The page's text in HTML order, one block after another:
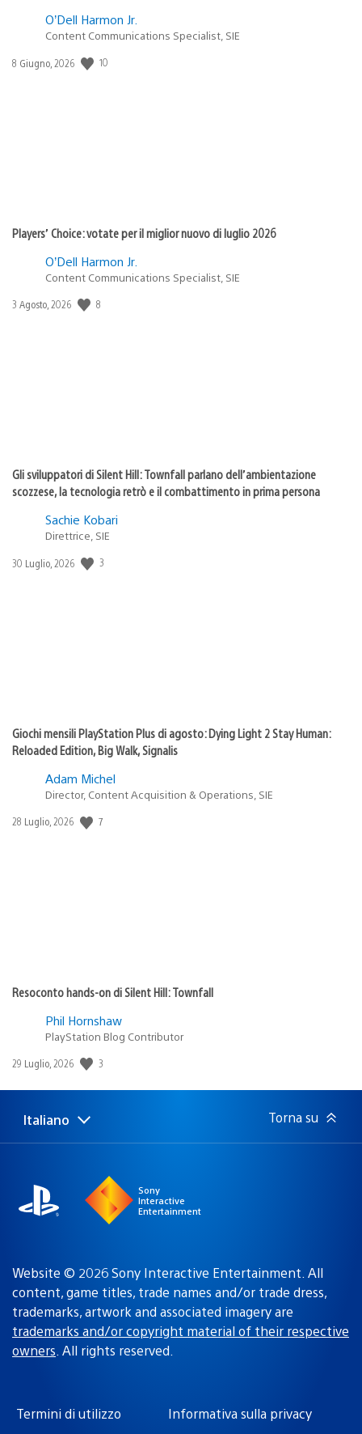
O’Dell Harmon Jr.
Content Communications Specialist, SIE
Data
8 Giugno, 2026 10
Players’ Choice: votate per il miglior nuovo di luglio 2026
O’Dell Harmon Jr.
Content Communications Specialist, SIE
Data
3 Agosto, 2026 8
Gli sviluppatori di Silent Hill: Townfall parlano dell’ambientazione
scozzese, la tecnologia retrò e il combattimento in prima persona
Sachie Kobari
Direttrice, SIE
Data
30 Luglio, 2026 3
Giochi mensili PlayStation Plus di agosto: Dying Light 2 Stay Human:
Reloaded Edition, Big Walk, Signalis
Adam Michel
Director, Content Acquisition & Operations, SIE
Data
28 Luglio, 2026 7
Resoconto hands-on di Silent Hill: Townfall
Phil Hornshaw
PlayStation Blog Contributor
Data
pubblicazione:
29 Luglio, 2026 3
Seleziona
una
Regione
attuale:
Italiano Torna su
Sony
Interactive
Entertainment
Website © 2026 Sony Interactive Entertainment. All
content, game titles, trade names and/or trade dress,
trademarks, artwork and associated imagery are
trademarks and/or copyright material of their respective
owners. All rights reserved.
Termini di utilizzo Informativa sulla privacy